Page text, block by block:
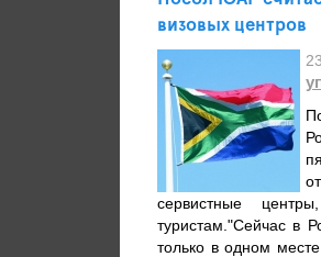
визовых центров
сервистные
туристам."Сейчас в
только в одном